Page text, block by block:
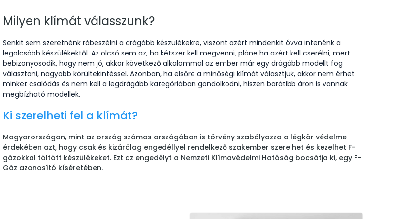
Milyen klímát válasszunk?
Senkit sem szeretnénk rábeszélni a drágább készülékekre, viszont azért mindenkit óvva intenénk a
legolcsóbb készülékektől. Az olcsó sem az, ha kétszer kell megvenni, pláne ha azért kell cserélni, mert
bebizonyosodik, hogy nem jó, akkor következő alkalommal az ember már egy drágább modellt fog
választani, nagyobb körültekintéssel. Azonban, ha elsőre a minőségi klímát választjuk, akkor nem érhet
minket csalódás és nem kell a legdrágább kategóriában gondolkodni, hiszen barátibb áron is vannak
megbízható modellek.
Ki szerelheti fel a klímát?
Magyarországon, mint az ország számos országában is törvény szabályozza a légkör védelme
érdekében azt, hogy csak és kizárólag engedéllyel rendelkező szakember szerelhet és kezelhet F-
gázokkal töltött készülékeket. Ezt az engedélyt a Nemzeti Klímavédelmi Hatóság bocsátja ki, egy F-
Gáz azonosító kíséretében.